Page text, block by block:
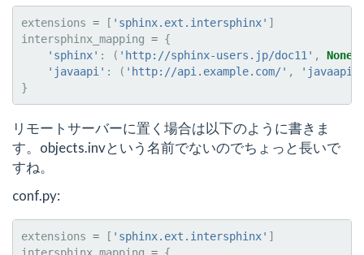
extensions = [ 'sphinx.ext.intersphinx' ]
intersphinx_mapping = {
'sphinx' : ( 'http://sphinx-users.jp/doc11' , None
'javaapi' : ( 'http://api.example.com/' ,
}
リモートサーバーに置く場合は以下のように書きま
す。objects.invという名前でないのでちょっと長いで
すね。
conf.py:
extensions = [ 'sphinx.ext.intersphinx' ]
intersphinx_mapping = {